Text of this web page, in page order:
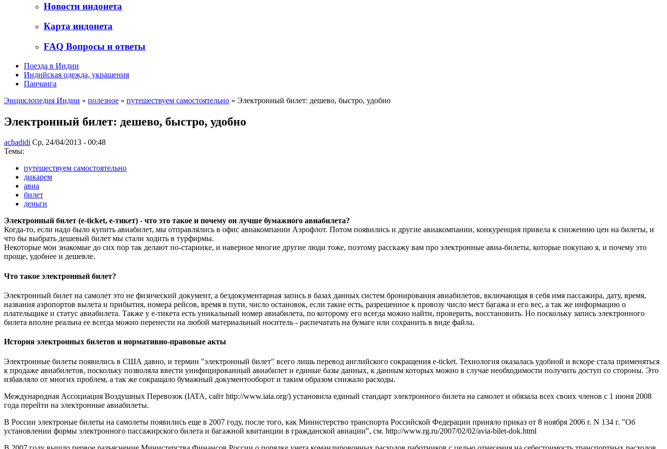
Новости индонета
Карта индонета
FAQ Вопросы и ответы
Поезда в Индии
Индийская одежда, украшения
Панчанга
Энциклопедия Индии » полезное » путешествуем самостоятельно » Электронный билет: дешево, быстро, удобно
Электронный билет: дешево, быстро, удобно
achadidi Ср, 24/04/2013 - 00:48
Темы:
путешествуем самостоятельно
дикарем
авиа
билет
деньги
Электронный билет (e-ticket, е-тикет) - что это такое и почему он лучше бумажного авиабилета?
Когда-то, если надо было купить авиабилет, мы отправлялись в офис авиакомпании Аэрофлот. Потом появились и другие авиакомпании, конкуренция привела к снижению цен на билеты, и
что бы выбрать дешевый билет мы стали ходить в турфирмы.
Некоторые мои знакомые до сих пор так делают по-старинке, и наверное многие другие люди тоже, поэтому расскажу вам про электронные авиа-билеты, которые покупаю я, и почему это
проще, удобнее и дешевле.
Что такое электронный билет?
Электронный билет на самолет это не физический документ, а бездокументарная запись в базах данных систем бронирования авиабилетов, включающая в себя имя пассажира, дату, время,
названия аэропортов вылета и прибытия, номера рейсов, время в пути, число остановок, если такие есть, разрешенное к провозу число мест багажа и его вес, а так же информацию о
плательщике и статус авиабилета. Также у е-тикета есть уникальный номер авиабилета, по которому его всегда можно найти, проверить, восстановить. Но поскольку запись электронного
билета вполне реальна ее всегда можно перенести на любой материальный носитель - распечатать на бумаге или сохранить в виде файла.
История электронных билетов и нормативно-правовые акты
Электронные билеты появились в США давно, и термин "электронный билет" всего лишь перевод английского сокращения e-ticket. Технология оказалась удобной и вскоре стала применяться
к продаже авиабилетов, поскольку позволяла ввести унифицированный авиабилет и единые базы данных, к данным которых можно в случае необходимости получить доступ со стороны. Это
избавляло от многих проблем, а так же сокращало бумажный документооборот и таким образом снижало расходы.
Международная Ассоциация Воздушных Перевозок (IATA, сайт http://www.iata.org/) установила единый стандарт электронного билета на самолет и обязала всех своих членов с 1 июня 2008
года перейти на электронные авиабилеты.
В России электроные билеты на самолеты появились еще в 2007 году, после того, как Министерство транспорта Российской Федерации приняло приказ от 8 ноября 2006 г. N 134 г. "Об
установлении формы электронного пассажирского билета и багажной квитанции в гражданской авиации", см. http://www.rg.ru/2007/02/02/avia-bilet-dok.html